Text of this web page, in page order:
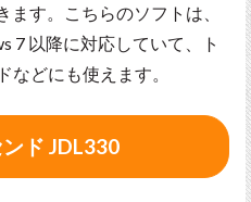
す。こちらのソフトは、
7 以降に対応していて、ト
などにも使えます。
ンド JDL330